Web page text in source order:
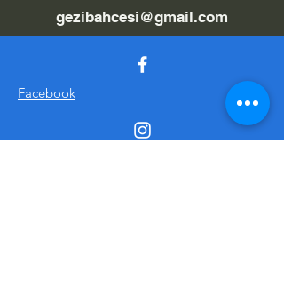
gezibahcesi@gmail.com
Facebook